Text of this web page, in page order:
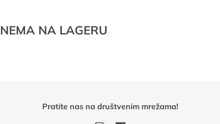
NEMA NA LAGERU
Pratite nas na društvenim mrežama!